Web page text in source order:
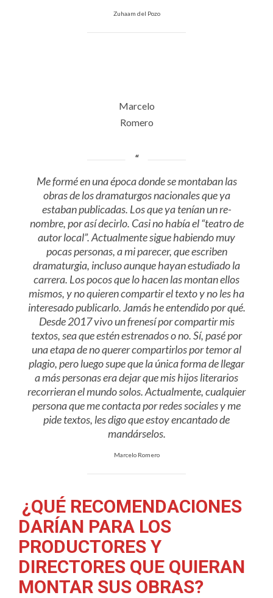
Zuhaam del Pozo
Marcelo
Romero
Me formé en una época donde se montaban las
obras de los dramaturgos nacionales que ya
estaban publicadas. Los que ya tenían un re-
nombre, por así decirlo. Casi no había el “teatro de
autor local”. Actualmente sigue habiendo muy
pocas personas, a mi parecer, que escriben
dramaturgia, incluso aunque hayan estudiado la
carrera. Los pocos que lo hacen las montan ellos
mismos, y no quieren compartir el texto y no les ha
interesado publicarlo. Jamás he entendido por qué.
Desde 2017 vivo un frenesí por compartir mis
textos, sea que estén estrenados o no. Sí, pasé por
una etapa de no querer compartirlos por temor al
plagio, pero luego supe que la única forma de llegar
a más personas era dejar que mis hijos literarios
recorrieran el mundo solos. Actualmente, cualquier
persona que me contacta por redes sociales y me
pide textos, les digo que estoy encantado de
mandárselos.
Marcelo Romero
¿QUÉ RECOMENDACIONES
DARÍAN PARA LOS
PRODUCTORES Y
DIRECTORES QUE QUIERAN
MONTAR SUS OBRAS?